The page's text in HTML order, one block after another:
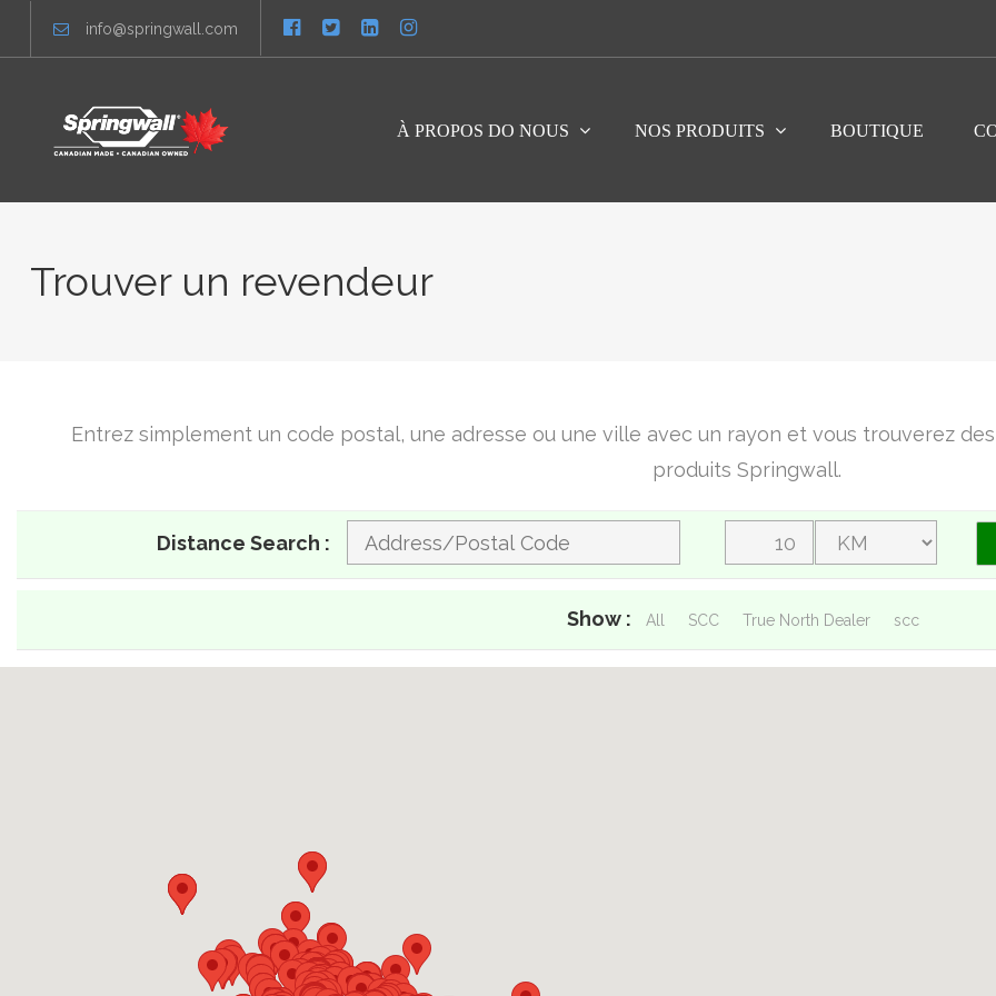
info@springwall.com
À PROPOS DO NOUS NOS PRODUITS BOUTIQUE
Trouver un revendeur
Entrez simplement un code postal, une adresse ou une ville avec un rayon et vous trouverez
produits Springwall.
Distance Search
Show : All SCC True North Dealer scc